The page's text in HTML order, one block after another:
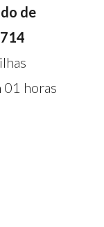
de
714
01 horas